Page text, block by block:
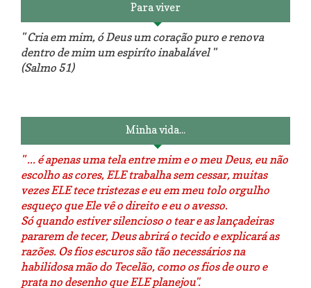
Para viver
" Cria em mim, ó Deus um coração puro e renova
dentro de mim um espiríto inabalável "
(Salmo 51)
Minha vida...
" ... é apenas uma tela entre mim e o meu Deus, eu não
escolho as cores, ELE trabalha sem cessar, muitas
vezes ELE tece tristezas e eu em meu tolo orgulho
esqueço que Ele vê o direito e eu o avesso.
Só quando estiver silencioso o tear e as lançadeiras
pararem de tecer, Deus abrirá o tecido e explicará as
razões. Os fios escuros são tão necessários na
habilidosa mão do Tecelão, como os fios de ouro e
prata no desenho que ELE planejou".